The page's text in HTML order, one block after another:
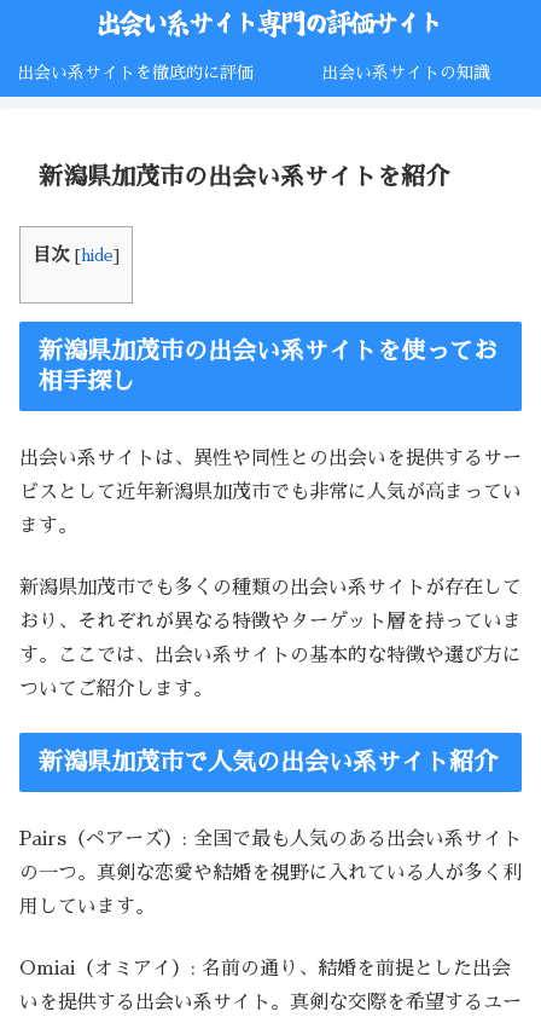
出会い系サイトを徹底的に評価 出会い系サイトの知識
新潟県加茂市の出会い系サイトを紹介
目次 [ hide]
新潟県加茂市の出会い系サイトを使ってお
相手探し
出会い系サイトは、異性や同性との出会いを提供するサー
ビスとして近年新潟県加茂市でも非常に人気が高まってい
ます。
新潟県加茂市でも多くの種類の出会い系サイトが存在して
おり、それぞれが異なる特徴やターゲット層を持っていま
す。ここでは、出会い系サイトの基本的な特徴や選び方に
ついてご紹介します。
新潟県加茂市で人気の出会い系サイト紹介
Pairs（ペアーズ）: 全国で最も人気のある出会い系サイト
の一つ。真剣な恋愛や結婚を視野に入れている人が多く利
用しています。
Omiai（オミアイ）: 名前の通り、結婚を前提とした出会
いを提供する出会い系サイト。真剣な交際を希望するユー